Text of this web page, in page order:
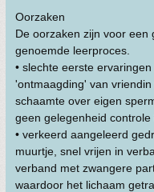
Oorzaken
De oorzaken zijn voor
genoemde leerproces.
• slechte eerste
'ontmaagding' van
schaamte over eigen
geen gelegenheid controle
• verkeerd aangeleerd
muurtje, snel vrijen in
verband met zwangere
waardoor het lichaam